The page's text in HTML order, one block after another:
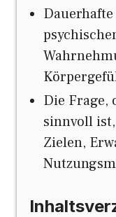
Die Frage,
sinnvoll
Zielen,